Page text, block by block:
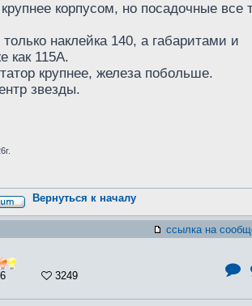
корпусом, но посадочные все
наклейка 140, а габаритами и
как 115А.
крупнее, железа побольше.
звезды.
Вернуться к началу
ссылка на
3249